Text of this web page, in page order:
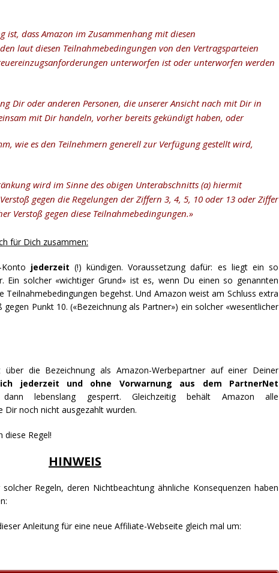
ist, dass Amazon im Zusammenhang mit diesen
laut diesen Teilnahmebedingungen von den Vertragsparteien
unterworfen ist oder unterworfen werden
Dir oder anderen Personen, die unserer Ansicht nach mit Dir in
mit Dir handeln, vorher bereits gekündigt haben, oder
wie es den Teilnehmern generell zur Verfügung gestellt wird,
wird im Sinne des obigen Unterabschnitts (a) hiermit
gegen die Regelungen der Ziffern 3, 4, 5, 10 oder 13 oder Ziffer
Verstoß gegen diese Teilnahmebedingungen.»
für Dich zusammen:
jederzeit (!) kündigen. Voraussetzung dafür: es liegt ein so
Ein solcher «wichtiger Grund» ist es, wenn Du einen so genannten
Teilnahmebedingungen begehst. Und Amazon weist am Schluss extra
Punkt 10. («Bezeichnung als Partner») ein solcher «wesentlicher
über die Bezeichnung als Amazon-Werbepartner auf einer Deiner
jederzeit und ohne Vorwarnung aus dem PartnerNet
lebenslang gesperrt. Gleichzeitig behält Amazon alle
noch nicht ausgezahlt wurden.
diese Regel!
HINWEIS
Regeln, deren Nichtbeachtung ähnliche Konsequenzen haben
Anleitung für eine neue Affiliate-Webseite gleich mal um: